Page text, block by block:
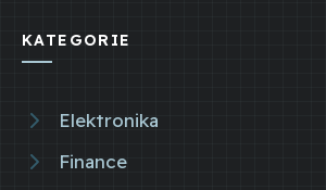
KATEGORIE
Elektronika
Finance